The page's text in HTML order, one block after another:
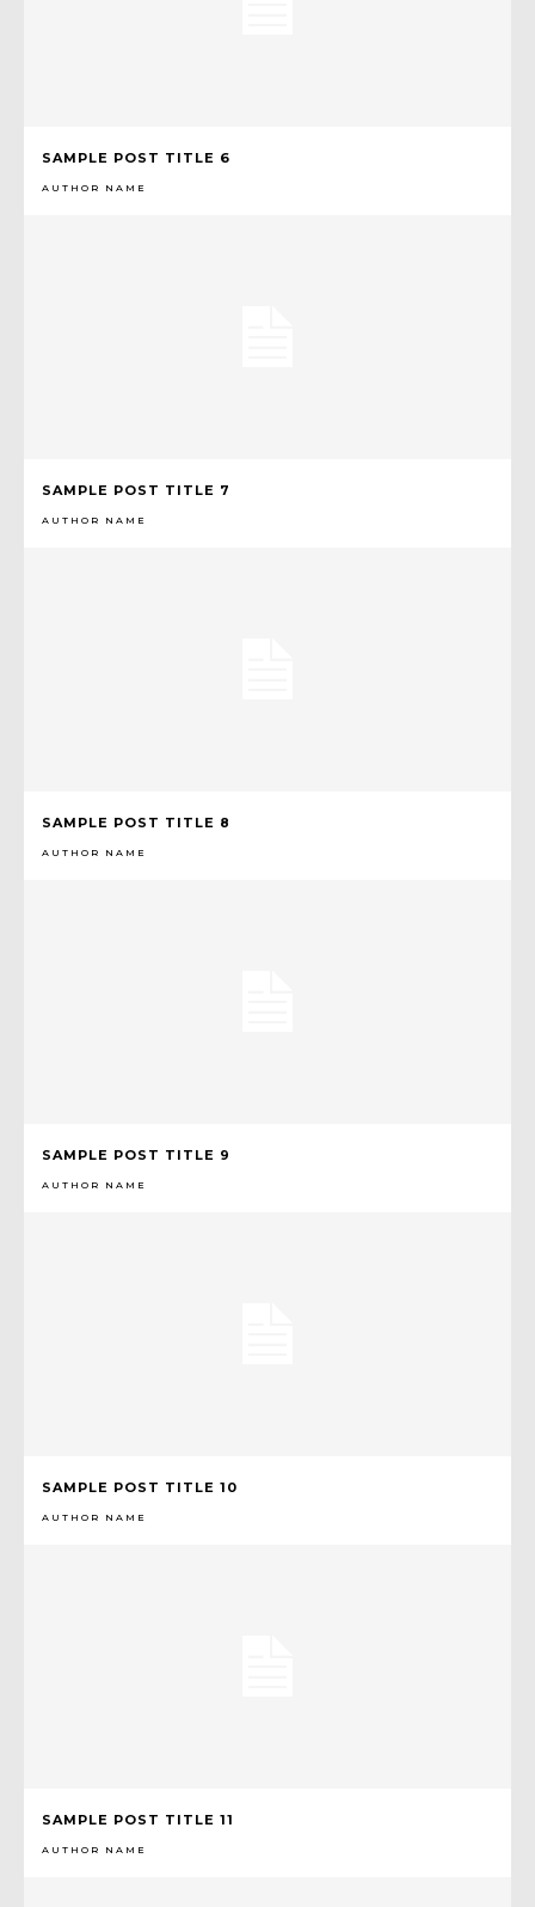
SAMPLE POST TITLE 6
AUTHOR NAME
SAMPLE POST TITLE 7
AUTHOR NAME
SAMPLE POST TITLE 8
AUTHOR NAME
SAMPLE POST TITLE 9
AUTHOR NAME
SAMPLE POST TITLE 10
AUTHOR NAME
SAMPLE POST TITLE 11
AUTHOR NAME